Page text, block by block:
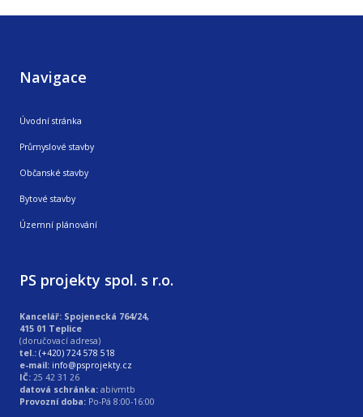
Navigace
Úvodní stránka
Průmyslové stavby
Občanské stavby
Bytové stavby
Územní plánování
PS projekty spol. s r.o.
Kancelář: Spojenecká 764/24,
415 01 Teplice
(doručovací adresa)
tel.: (+420) 724 578 518
e-mail: info@psprojekty.cz
IČ: 25 42 31 26
datová schránka: abivmtb
Provozní doba: Po-Pá 8:00-16:00